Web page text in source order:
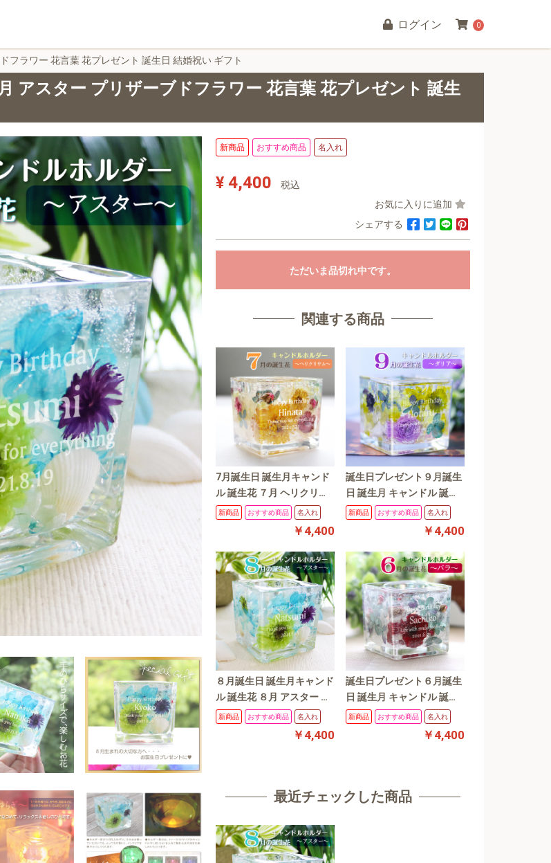
ログイン 0
フラワー 花言葉 花プレゼント 誕生日 結婚祝い ギフト
アスター プリザーブドフラワー 花言葉 花プレゼント 誕生
新商品 おすすめ商品 名入れ
¥ 4,400
税込
お気に入りに追加
シェアする
ただいま品切れ中です。
関連する商品
7月誕生日 誕生月キャンド
ル 誕生花 ７月 ヘリクリサ
ム プリザーブドフラワー
花言葉 花プレゼント 誕生
新商品 おすすめ商品 名入れ
￥4,400
誕生日プレゼント９月誕生
日 誕生月 キャンドル 誕生
花 ９月 ミニダリア プリザ
ーブドフラワー キャンドル
ホルダー 花言葉 花プレゼ
ント 誕生日 結婚祝い ギフ
ト
新商品 おすすめ商品 名入れ
￥4,400
８月誕生日 誕生月キャンド
ル 誕生花 ８月 アスター プ
リザーブドフラワー 花言葉
花プレゼント 誕生日 結婚
新商品 おすすめ商品 名入れ
￥4,400
誕生日プレゼント６月誕生
日 誕生月 キャンドル 誕生
花 ６月 赤バラ プリザーブ
ドフラワー キャンドルホル
ダー 花言葉 花プレゼント
新商品 おすすめ商品 名入れ
￥4,400
最近チェックした商品